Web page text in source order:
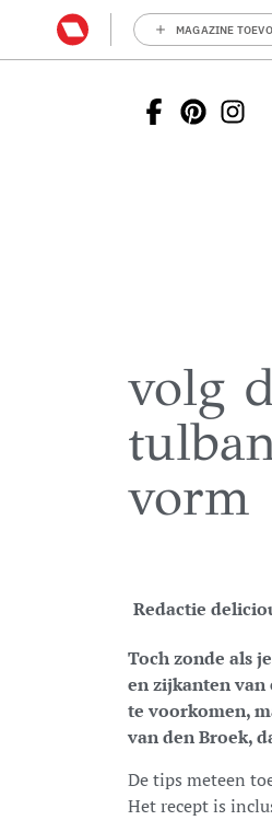
MAGAZINE
volg
vorm
Redactie
Toch zonde als
en zijkanten van
te voorkomen,
van den Broek,
De tips meteen
Het recept is